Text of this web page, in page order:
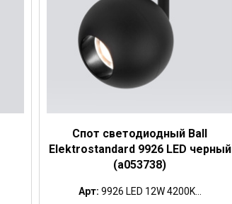
Спот светодиодный Ball
Elektrostandard 9926 LED черный
(a053738)
Арт: 9926 LED 12W 4200K...